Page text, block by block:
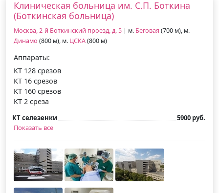
Клиническая больница им. С.П. Боткина
(Боткинская больница)
Москва, 2-й Боткинский проезд, д. 5 | м. Беговая (700 м), м.
Динамо (800 м), м. ЦСКА(800 м)
Аппараты:
КТ 128 срезов
КТ 16 срезов
КТ 160 срезов
КТ 2 среза
КТ селезенки
5900 руб.
Показать все